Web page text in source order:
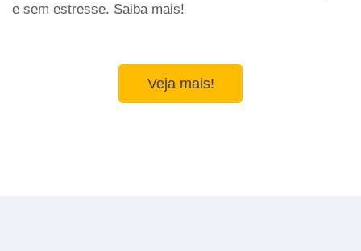
e sem estresse. Saiba mais!
Veja mais!